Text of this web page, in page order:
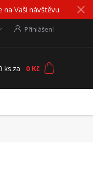
Vaši návštěvu.
Přihlášení
ks za 0 Kč